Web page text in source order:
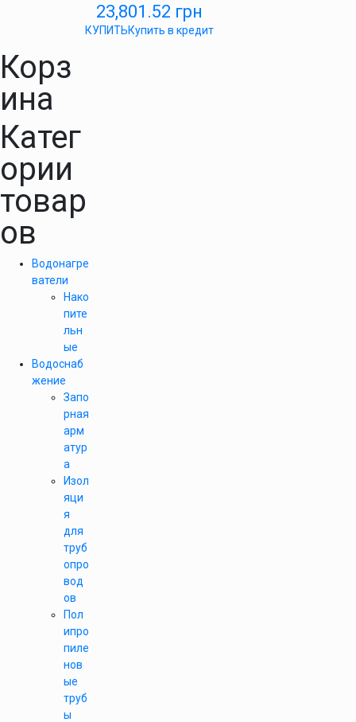
23,801.52 грн
КУПИТЬКупить в кредит
Корз
ина
Катег
ории
товар
ов
Водонагре
ватели
Нако
пите
льн
ые
Водоснаб
жение
Запо
рная
арм
атур
а
Изол
яци
я
для
труб
опро
вод
ов
Пол
ипро
пиле
нов
ые
труб
ы